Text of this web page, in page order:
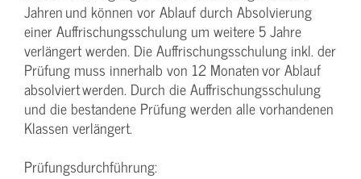
Jahren und können vor Ablauf durch Absolvierung
einer Auffrischungsschulung um weitere 5 Jahre
verlängert werden. Die Auffrischungsschulung inkl. der
Prüfung muss innerhalb von 12 Monaten vor Ablauf
absolviert werden. Durch die Auffrischungsschulung
und die bestandene Prüfung werden alle vorhandenen
Klassen verlängert.
Prüfungsdurchführung: